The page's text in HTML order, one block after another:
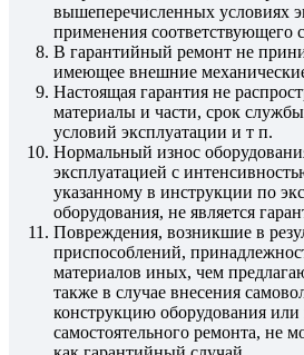
вышеперечисленных условиях
применения соответствующего
В гарантийный ремонт не
имеющее внешние
Настоящая гарантия не
материалы и части, срок
условий эксплуатации и т п.
Нормальный износ
эксплуатацией с
указанному в инструкции по
оборудования, не является
Повреждения, возникшие в
приспособлений,
материалов иных, чем
также в случае внесения
конструкцию оборудования или
самостоятельного ремонта, не